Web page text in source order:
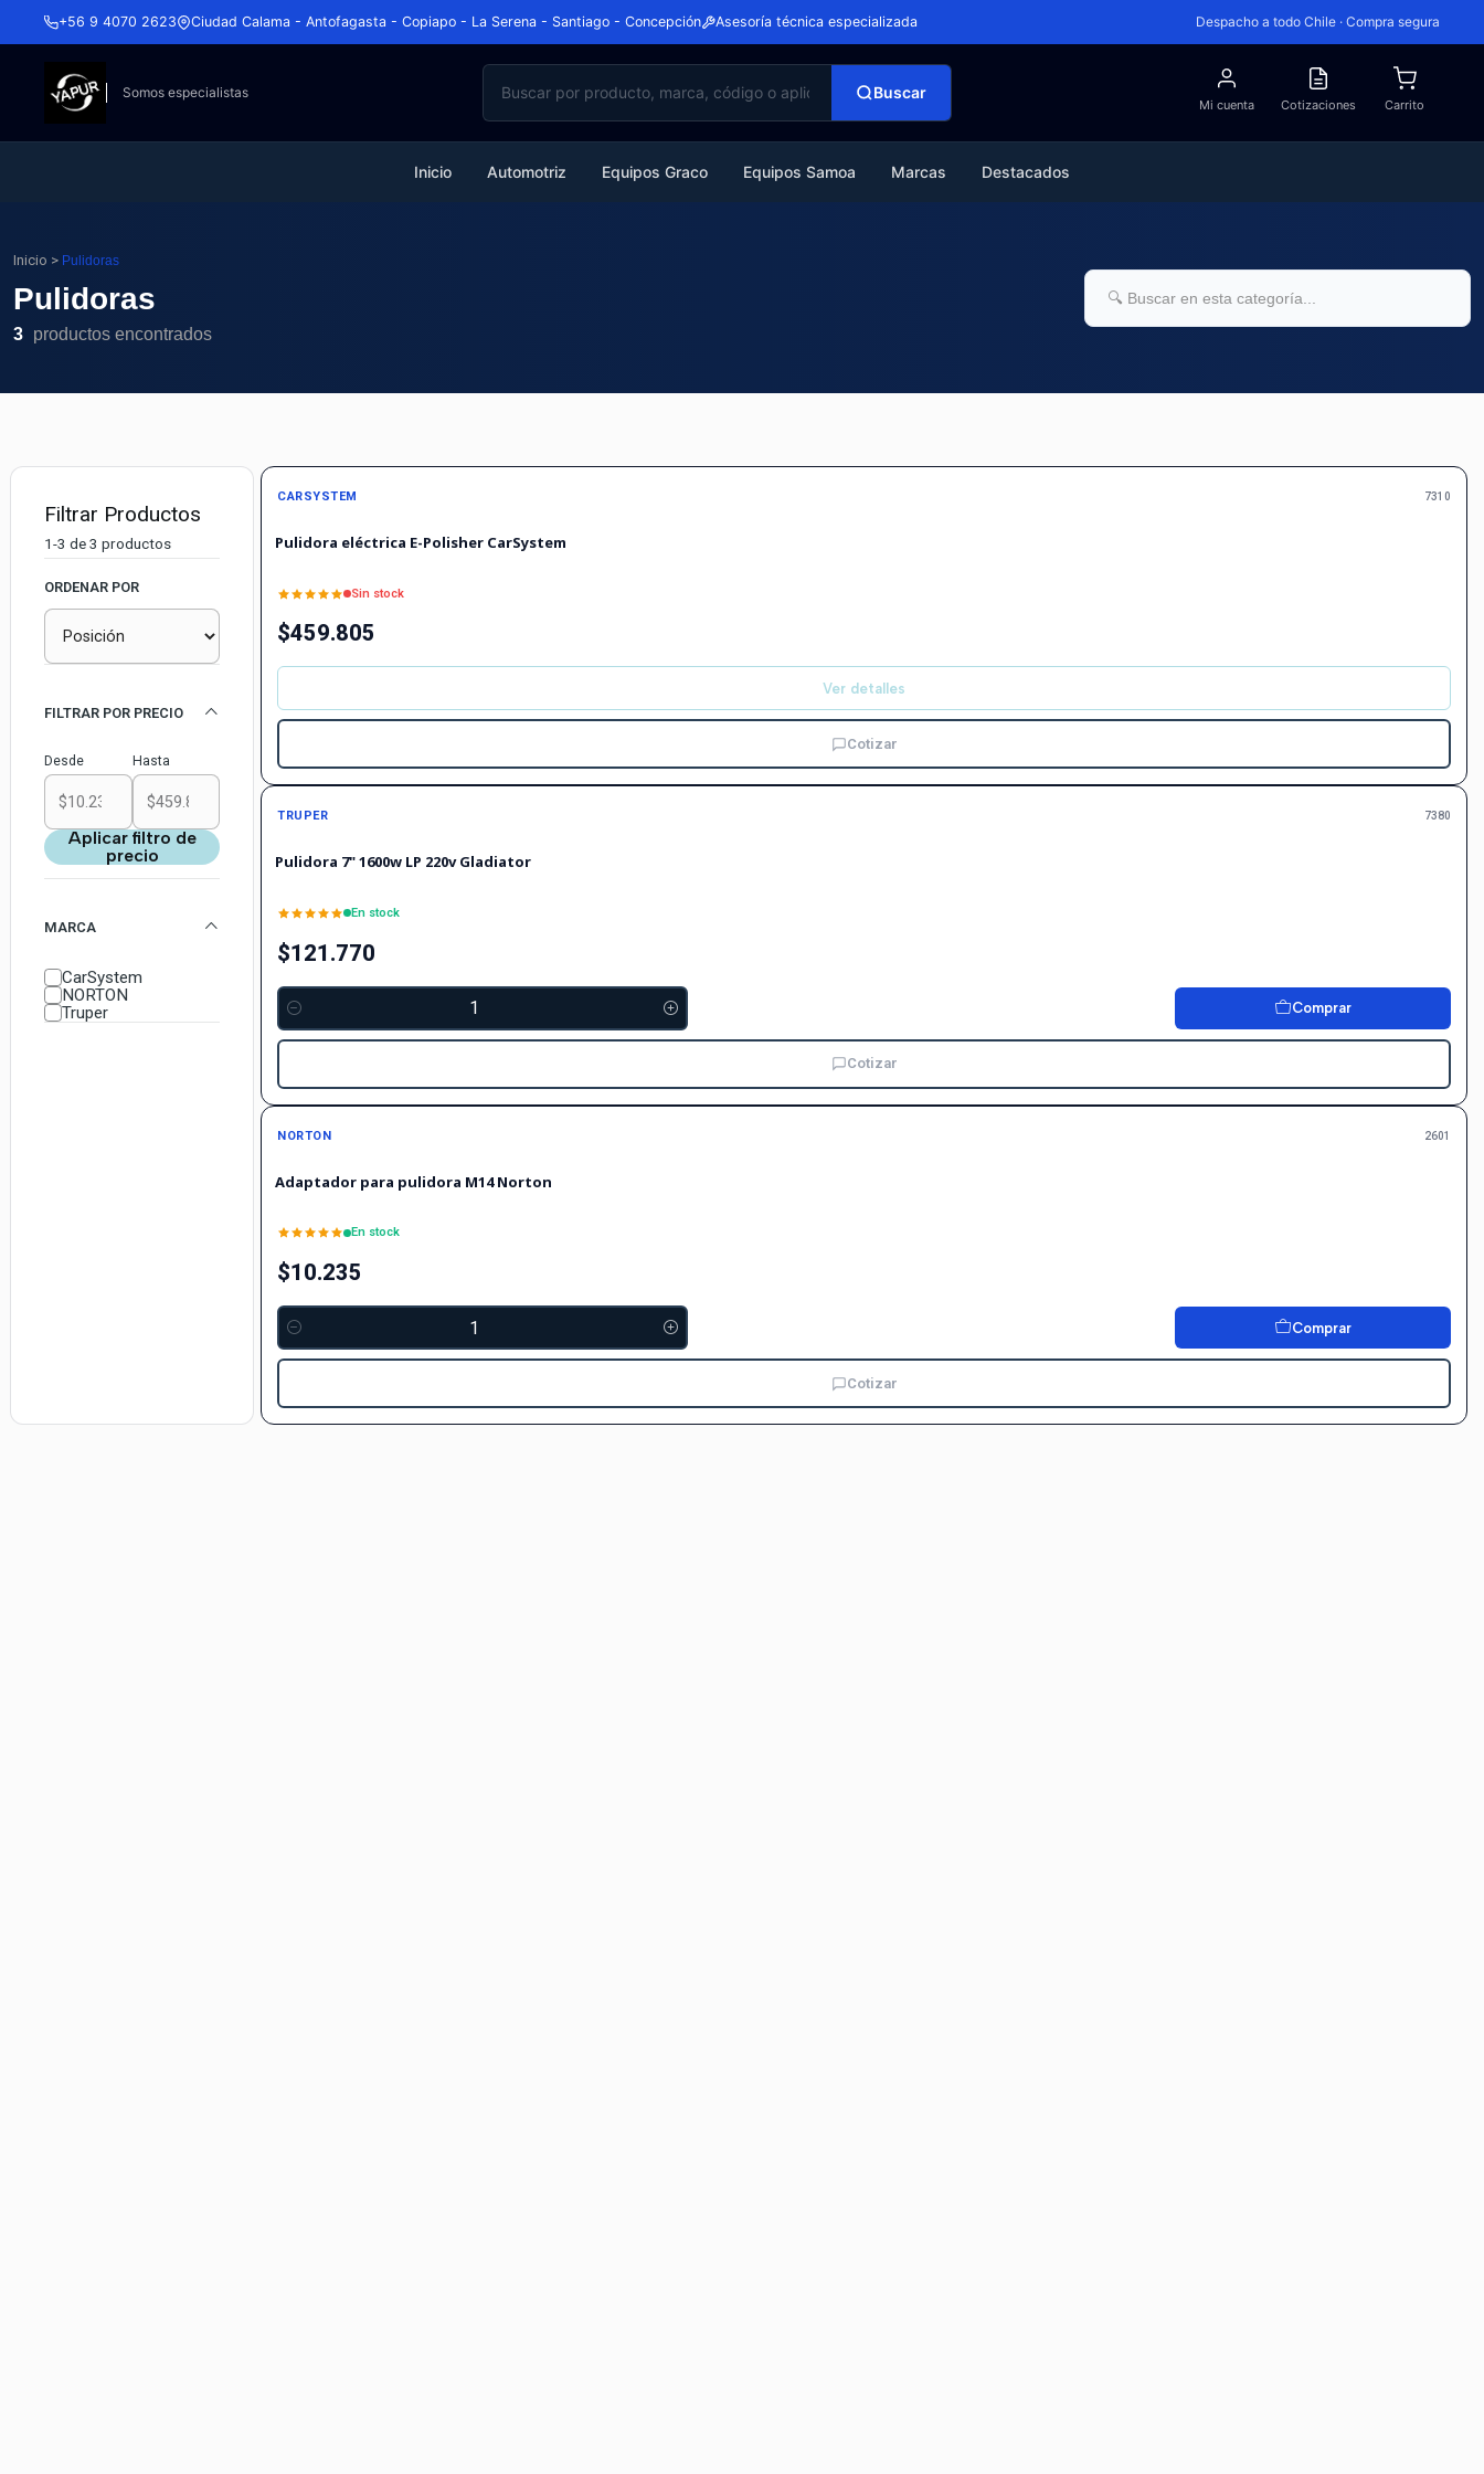
+56 9 4070 2623 Ciudad Calama - Antofagasta - Copiapo - La Serena - Santiago - Concepción Asesoría técnica especializada Despacho a todo Chile · Compra segura
Somos especialistas Buscar
Mi cuenta Cotizaciones Carrito
Inicio Automotriz Equipos Graco Equipos Samoa Marcas Destacados
Inicio > Pulidoras
Pulidoras
3 productos encontrados
Filtrar Productos
1-3 de 3 productos
ORDENAR POR
FILTRAR POR PRECIO
Desde Hasta
Aplicar filtro de
precio
MARCA
CarSystem
NORTON
Truper
Agotado
CARSYSTEM 7310
Pulidora eléctrica E-Polisher CarSystem
Sin stock
$459.805
Ver detalles
Cotizar
TRUPER 7380
Pulidora 7" 1600w LP 220v Gladiator
En stock
$121.770
Cantidad
Comprar
Cotizar
NORTON 2601
Adaptador para pulidora M14 Norton
En stock
$10.235
Cantidad
Comprar
Cotizar